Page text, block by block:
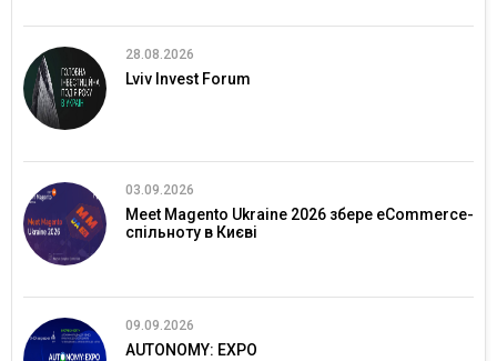
28.08.2026
Lviv Invest Forum
03.09.2026
Meet Magento Ukraine 2026 збере eCommerce-
спільноту в Києві
09.09.2026
AUTONOMY: EXPO